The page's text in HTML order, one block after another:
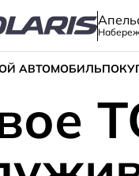
АВТОМОБИЛЬ